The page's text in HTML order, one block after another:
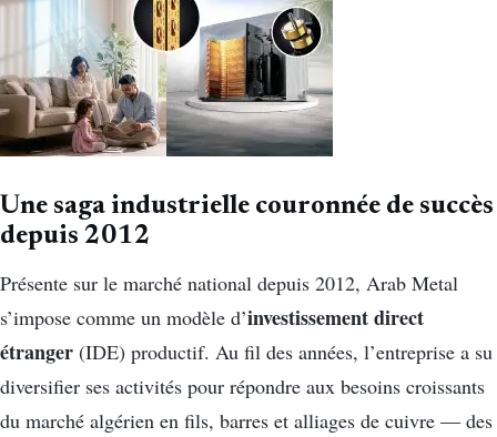
Une saga industrielle couronnée de succès
depuis 2012
Présente sur le marché national depuis 2012, Arab Metal
s’impose comme un modèle d’investissement direct
étranger (IDE) productif. Au fil des années, l’entreprise a su
diversifier ses activités pour répondre aux besoins croissants
du marché algérien en fils, barres et alliages de cuivre — des